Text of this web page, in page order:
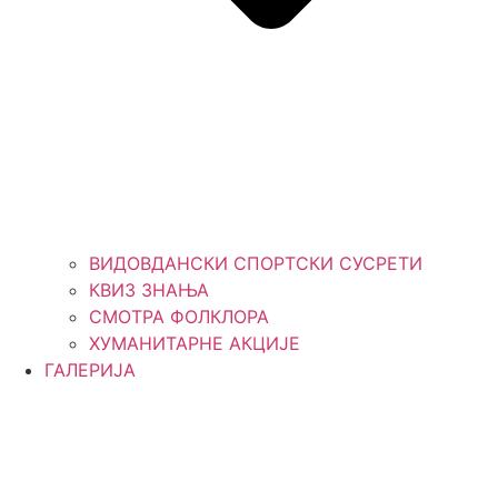
ВИДОВДАНСКИ СПОРТСКИ СУСРЕТИ
КВИЗ ЗНАЊА
СМОТРА ФОЛКЛОРА
ХУМАНИТАРНЕ АКЦИЈЕ
ГАЛЕРИЈА